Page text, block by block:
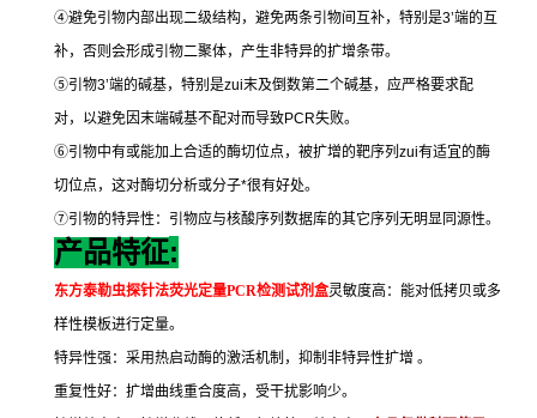
④避免引物内部出现二级结构，避免两条引物间互补，特别是3’端的互
补，否则会形成引物二聚体，产生非特异的扩增条带。
⑤引物3’端的碱基，特别是zui末及倒数第二个碱基，应严格要求配
对，以避免因末端碱基不配对而导致PCR失败。
⑥引物中有或能加上合适的酶切位点，被扩增的靶序列 zui有适宜的酶
切位点，这对酶切分析或分子*很有好处。
⑦引物的特异性：引物应与核酸序列数据库的其它序列无明显同源性。
产品特征:
东方泰勒虫探针法荧光定量PCR检测试剂盒灵敏度高：能对低拷贝或多
样性模板进行定量。
特异性强：采用热启动酶的激活机制，抑制非特异性扩增 。
重复性好：扩增曲线重合度高，受干扰影响少。